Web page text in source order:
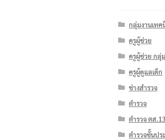
กลุ่มงานเทค
ครูผู้ช่วย
ครูผู้ช่วย กลุ่
ครูผู้ดูแลเด็ก
ช่างสำรวจ
ตำรวจ
ตำรวจ ตส.13
ตำรวจชั้นปร